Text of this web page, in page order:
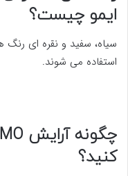
ایمو چیست؟
سیاه، سفید و نقره ای
استفاده می شوند.
کنید؟